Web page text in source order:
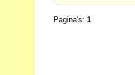
Pagina's:1